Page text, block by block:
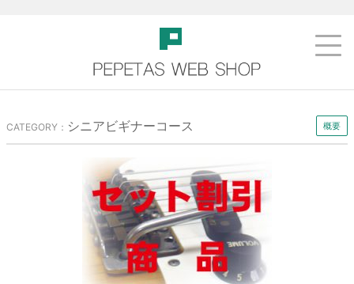
CATEGORY： シニアビギナーコース 概要